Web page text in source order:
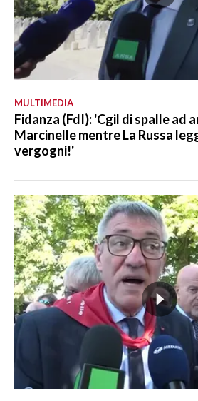
MULTIMEDIA
Fidanza (FdI): 'Cgil di spalle ad
Marcinelle mentre La Russa
vergogni!'